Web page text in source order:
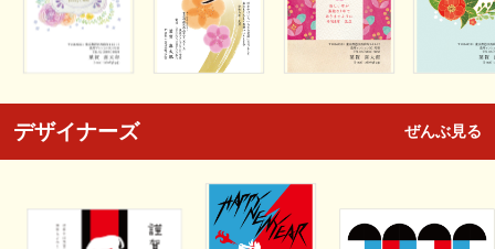
デザイナーズ ぜんぶ見る